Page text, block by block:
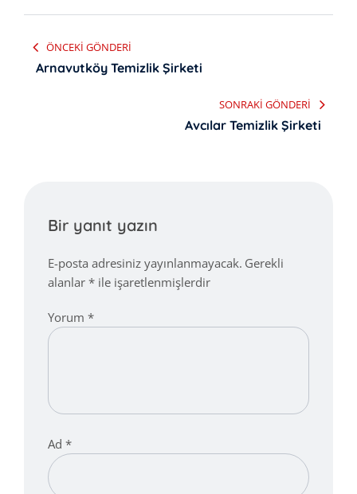
Yazı
gezinmesi
ÖNCEKI GÖNDERI
Arnavutköy Temizlik Şirketi
SONRAKI GÖNDERI
Avcılar Temizlik Şirketi
Bir yanıt yazın
E-posta adresiniz yayınlanmayacak. Gerekli
alanlar * ile işaretlenmişlerdir
Yorum *
Ad *